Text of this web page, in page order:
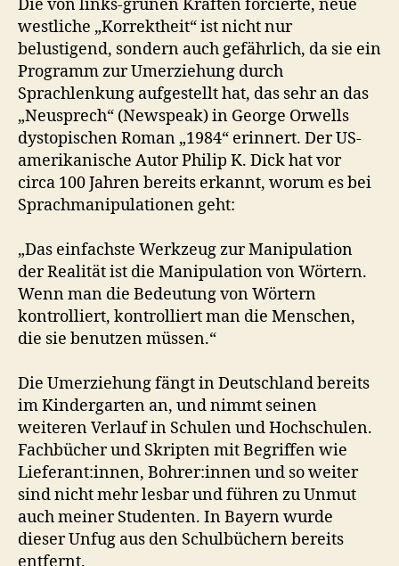
Die von links-grünen Kräften forcierte, neue
westliche „Korrektheit“ ist nicht nur
belustigend, sondern auch gefährlich, da sie ein
Programm zur Umerziehung durch
Sprachlenkung aufgestellt hat, das sehr an das
„Neusprech“ (Newspeak) in George Orwells
dystopischen Roman „1984“ erinnert. Der US-
amerikanische Autor Philip K. Dick hat vor
circa 100 Jahren bereits erkannt, worum es bei
Sprachmanipulationen geht:
„Das einfachste Werkzeug zur Manipulation
der Realität ist die Manipulation von Wörtern.
Wenn man die Bedeutung von Wörtern
kontrolliert, kontrolliert man die Menschen,
die sie benutzen müssen.“
Die Umerziehung fängt in Deutschland bereits
im Kindergarten an, und nimmt seinen
weiteren Verlauf in Schulen und Hochschulen.
Fachbücher und Skripten mit Begriffen wie
Lieferant:innen, Bohrer:innen und so weiter
sind nicht mehr lesbar und führen zu Unmut
auch meiner Studenten. In Bayern wurde
dieser Unfug aus den Schulbüchern bereits
entfernt.